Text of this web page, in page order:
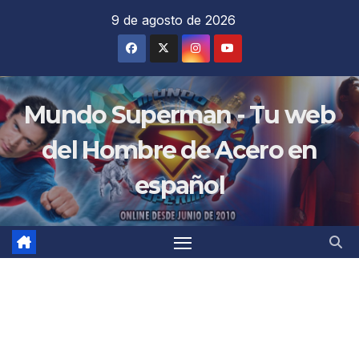
9 de agosto de 2026
Mundo Superman - Tu web
del Hombre de Acero en
español